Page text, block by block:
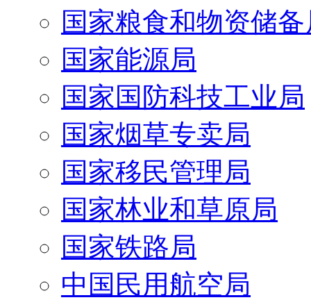
国家粮食和物资储
国家能源局
国家国防科技工业局
国家烟草专卖局
国家移民管理局
国家林业和草原局
国家铁路局
中国民用航空局